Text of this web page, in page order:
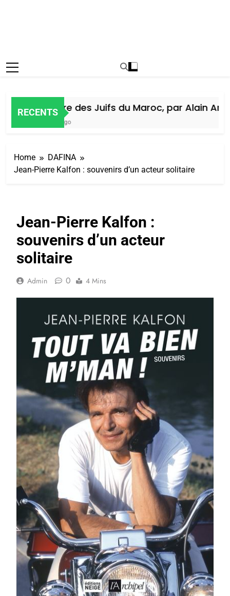
RECENTS
Histoire des Juifs du Maroc, par Alain Amiel
Home
DAFINA
Jean-Pierre Kalfon : souvenirs d’un acteur solitaire
Jean-Pierre Kalfon :
souvenirs d’un acteur
solitaire
Admin 0 4 Mins